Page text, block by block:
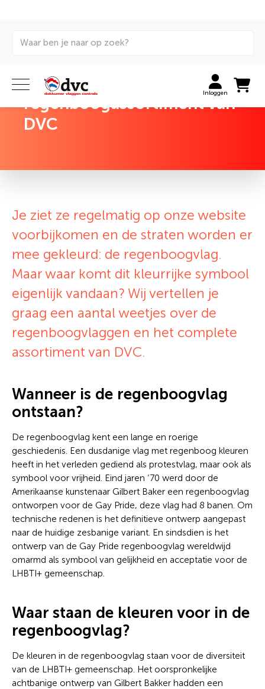
Inloggen
Kleurrijke vlaggen: het
regenboogassortiment van
DVC
Je ziet ze regelmatig op onze website
voorbijkomen en de straten worden er
mee gekleurd: de regenboogvlag.
Maar waar komt dit kleurrijke symbool
eigenlijk vandaan? Wij vertellen je
graag een aantal weetjes over de
regenboogvlaggen en het complete
assortiment van DVC.
Wanneer is de regenboogvlag
ontstaan?
De regenboogvlag kent een lange en roerige
geschiedenis. Een dusdanige vlag met regenboog kleuren
heeft in het verleden gediend als protestvlag, maar ook als
symbool voor vrijheid. Eind jaren ‘70 werd door de
Amerikaanse kunstenaar Gilbert Baker een regenboogvlag
ontworpen voor de Gay Pride, deze vlag had 8 banen. Om
technische redenen is het definitieve ontwerp aangepast
naar de huidige zesbanige variant. En sindsdien is het
ontwerp van de Gay Pride regenboogvlag wereldwijd
omarmd als symbool van gelijkheid en acceptatie voor de
LHBTI+ gemeenschap.
Waar staan de kleuren voor in de
regenboogvlag?
De kleuren in de regenboogvlag staan voor de diversiteit
van de LHBTI+ gemeenschap. Het oorspronkelijke
achtbanige ontwerp van Gilbert Bakker hadden een